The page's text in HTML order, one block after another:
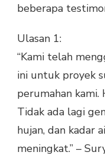
beberapa
Ulasan 1:
“Kami telah
ini untuk proyek
perumahan kami.
Tidak ada lagi
hujan, dan kadar
meningkat.” –